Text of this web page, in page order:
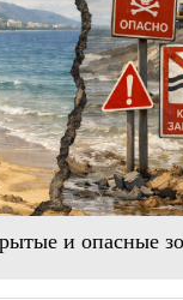
и опасные